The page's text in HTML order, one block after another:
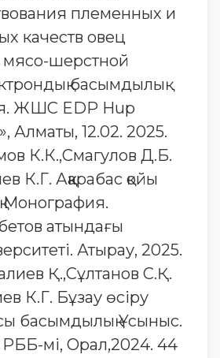
племенных и
качеств овец
мясо-шерстной
басымдылық
ЖШС EDP Hup
Алматы, 12.02. 2025.
К.К.,Смагулов Д.Б.
К.Г. Аққарабас қойы
Монография.
атындағы
Атырау, 2025.
Қ.,Сұлтанов С.Қ.
К.Г. Бұзау өсіру
басымдылық Ұсыныс.
мі, Орал,2024. 44